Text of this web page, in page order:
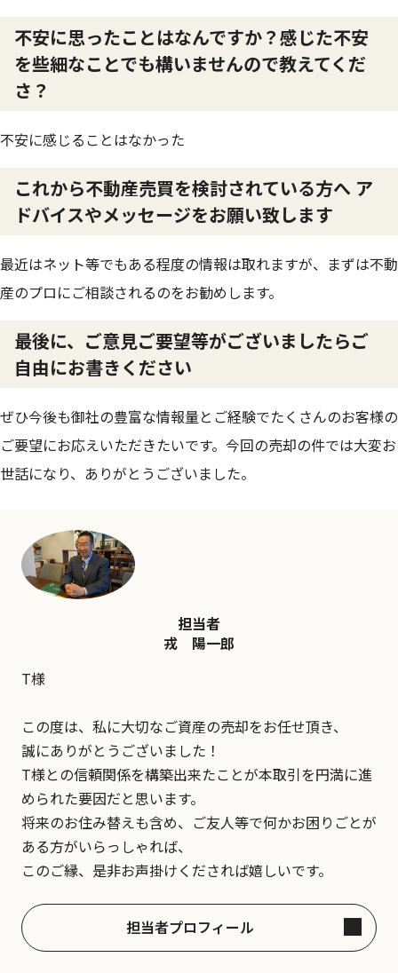
不安に思ったことはなんですか？感じた不安
を些細なことでも構いませんので教えてくだ
さ？
不安に感じることはなかった
これから不動産売買を検討されている方へ ア
ドバイスやメッセージをお願い致します
最近はネット等でもある程度の情報は取れますが、まずは不動
産のプロにご相談されるのをお勧めします。
最後に、ご意見ご要望等がございましたらご
自由にお書きください
ぜひ今後も御社の豊富な情報量とご経験でたくさんのお客様の
ご要望にお応えいただきたいです。今回の売却の件では大変お
世話になり、ありがとうございました。
担当者
戎 陽一郎
T様
この度は、私に大切なご資産の売却をお任せ頂き、
誠にありがとうございました！
T様との信頼関係を構築出来たことが本取引を円満に進
められた要因だと思います。
将来のお住み替えも含め、ご友人等で何かお困りごとが
ある方がいらっしゃれば、
このご縁、是非お声掛けくだされば嬉しいです。
担当者プロフィール